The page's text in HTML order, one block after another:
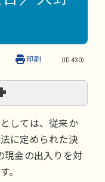
（ID:430）
印刷
しては、従来か
に定められた決
現金の出入りを対
。